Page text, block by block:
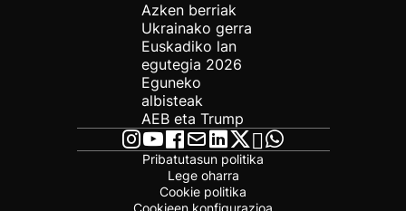
Azken berriak
Ukrainako gerra
Euskadiko lan
egutegia 2026
Eguneko
albisteak
AEB eta Trump
Pribatutasun politika
Lege oharra
Cookie politika
Cookieen konfigurazioa